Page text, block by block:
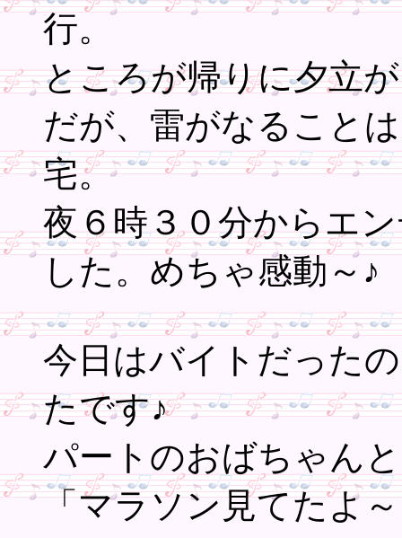
行。
ところが帰りに夕立
だが、雷がなること
宅。
夜６時３０分からエ
した。めちゃ感動～♪
今日はバイトだった
たです♪
パートのおばちゃん
「マラソン見てたよ